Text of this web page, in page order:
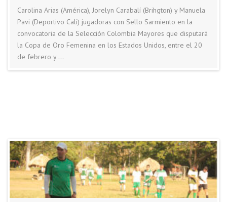
Carolina Arias (América), Jorelyn Carabalí (Brihgton) y Manuela
Pavi (Deportivo Cali) jugadoras con Sello Sarmiento en la
convocatoria de la Selección Colombia Mayores que disputará
la Copa de Oro Femenina en los Estados Unidos, entre el 20
de febrero y …